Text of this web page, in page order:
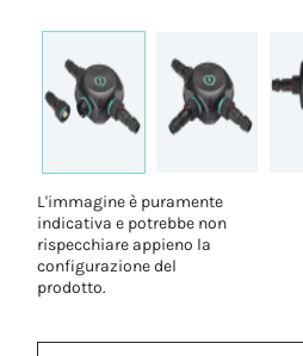
L'immagine è puramente
indicativa e potrebbe non
rispecchiare appieno la
configurazione del
prodotto.